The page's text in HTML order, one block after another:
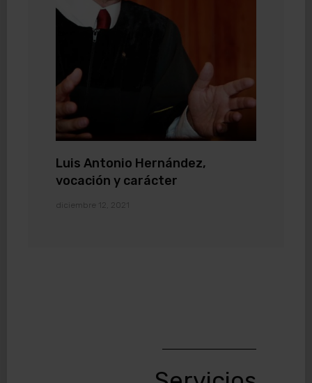
Luis Antonio Hernández,
vocación y carácter
diciembre 12, 2021